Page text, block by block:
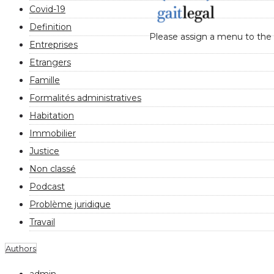
Please assign a menu to
Covid-19
Definition
Entreprises
Etrangers
Famille
Formalités administratives
Habitation
Immobilier
Justice
Non classé
Podcast
Problème juridique
Travail
Authors